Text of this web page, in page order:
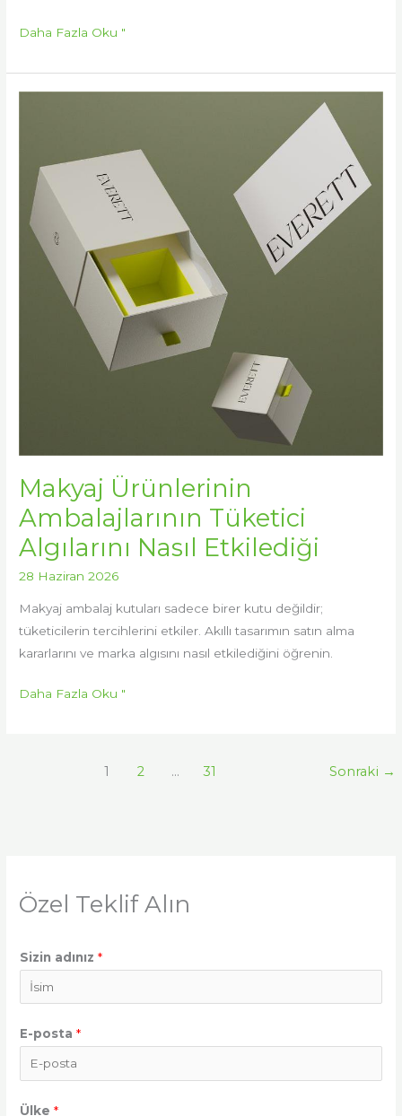
Daha Fazla Oku "
Makyaj Ürünlerinin
Ambalajlarının Tüketici
Algılarını Nasıl Etkilediği
28 Haziran 2026
Makyaj ambalaj kutuları sadece birer kutu değildir;
tüketicilerin tercihlerini etkiler. Akıllı tasarımın satın alma
kararlarını ve marka algısını nasıl etkilediğini öğrenin.
Tüketici
Algılarını
Nasıl
Etkilediği
Daha Fazla Oku "
1 2 ... 31 Sonraki →
Özel Teklif Alın
Sizin adınız*
E-posta*
Ülke*